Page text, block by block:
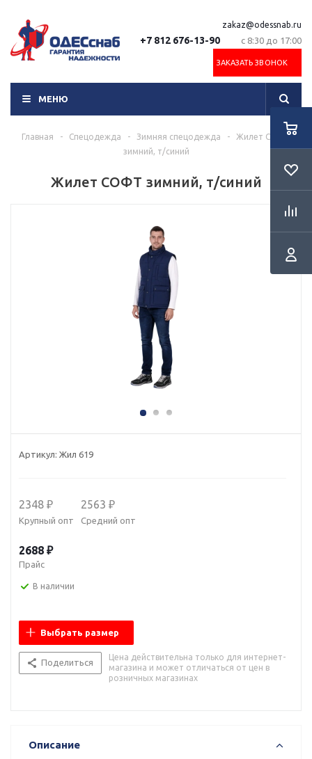
+7 812 676-13-90
zakaz@odessnab.ru
с 8:30 до 17:00
ЗАКАЗАТЬ ЗВОНОК
МЕНЮ
Главная - Спецодежда - Зимняя спецодежда -
Жилет СОФТ
зимний, т/синий
Жилет СОФТ зимний, т/синий
Артикул: Жил 619
2348 ₽
Крупный опт
2563 ₽
Средний опт
2688 ₽
Прайс
В наличии
Выбрать размер
Поделиться
Цена действительна только для интернет-
магазина и может отличаться от цен в
розничных магазинах
Описание